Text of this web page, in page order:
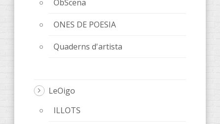
ObScena
ONES DE POESIA
Quaderns d'artista
LeOigo
ILLOTS